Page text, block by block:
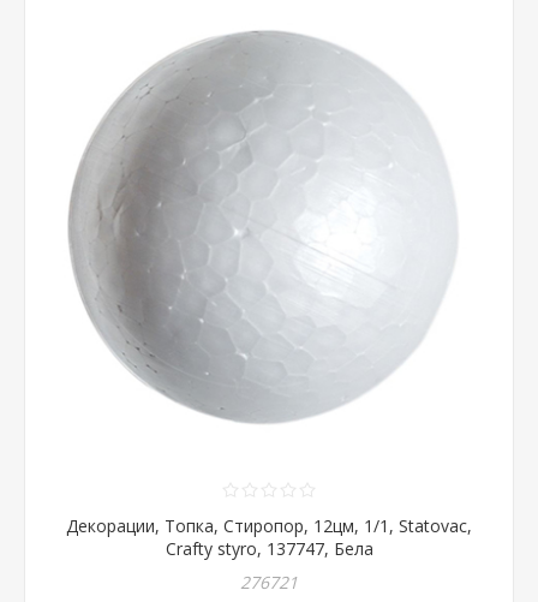
Декорации, Топка, Стиропор, 12цм, 1/1, Statovac,
Crafty styro, 137747, Бела
276721